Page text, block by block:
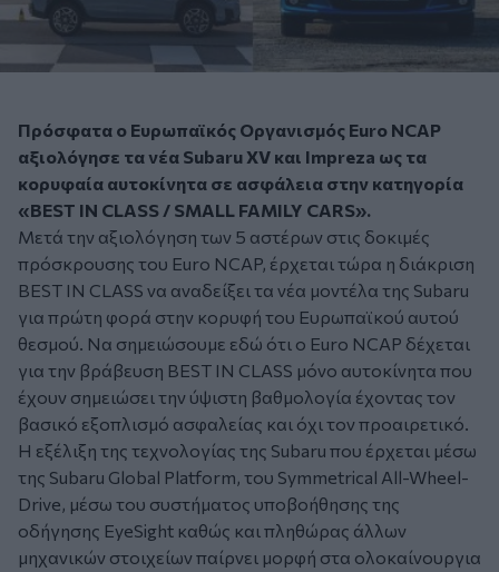
Πρόσφατα ο Ευρωπαϊκός Οργανισμός Euro NCAP
αξιολόγησε τα νέα Subaru XV και Impreza ως τα
κορυφαία αυτοκίνητα σε ασφάλεια στην κατηγορία
«BEST IN CLASS / SMALL FAMILY CARS».
Μετά την αξιολόγηση των 5 αστέρων στις δοκιμές
πρόσκρουσης του Euro NCAP, έρχεται τώρα η διάκριση
BEST IN CLASS να αναδείξει τα νέα μοντέλα της Subaru
για πρώτη φορά στην κορυφή του Ευρωπαϊκού αυτού
θεσμού. Να σημειώσουμε εδώ ότι ο Euro NCAP δέχεται
για την βράβευση BEST IN CLASS μόνο αυτοκίνητα που
έχουν σημειώσει την ύψιστη βαθμολογία έχοντας τον
βασικό εξοπλισμό ασφαλείας και όχι τον προαιρετικό.
Η εξέλιξη της τεχνολογίας της Subaru που έρχεται μέσω
της Subaru Global Platform, του Symmetrical All-Wheel-
Drive, μέσω του συστήματος υποβοήθησης της
οδήγησης EyeSight καθώς και πληθώρας άλλων
μηχανικών στοιχείων παίρνει μορφή στα ολοκαίνουργια